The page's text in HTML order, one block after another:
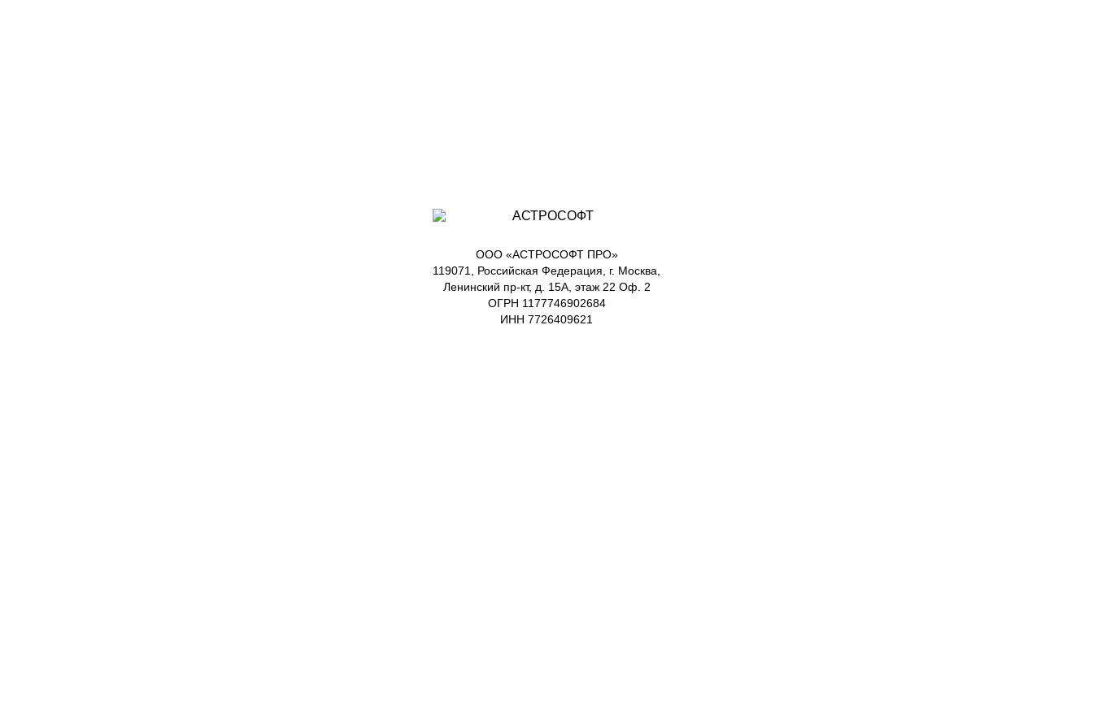
ООО «АСТРОСОФТ ПРО»
119071, Российская Федерация, г. Москва,
Ленинский пр-кт, д. 15А, этаж 22 Оф. 2
ОГРН 1177746902684
ИНН 7726409621